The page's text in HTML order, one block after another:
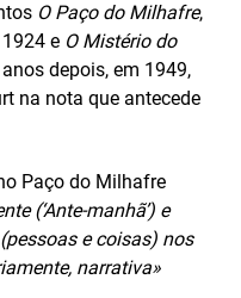
O Paço do Milhafre,
e O Mistério do
depois, em 1949,
na nota que antecede
Paço do Milhafre
(‘Ante-manhã’) e
e coisas) nos
narrativa»